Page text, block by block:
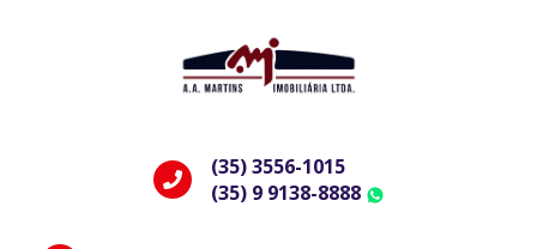
(35) 3556-1015
(35) 9 9138-8888